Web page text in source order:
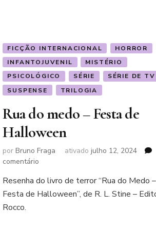
FICÇÃO INTERNACIONAL
HORROR
INFANTOJUVENIL
MISTÉRIO
PSICOLÓGICO
SÉRIE
SÉRIE DE TV
SUSPENSE
TRILOGIA
Rua do medo – Festa de
Halloween
porBruno Fraga ativadojulho 12, 2024
comentário
do
medo
Resenha do livro de terror “Rua do Medo –
Festa de Halloween”, de R. L. Stine –
Rocco.